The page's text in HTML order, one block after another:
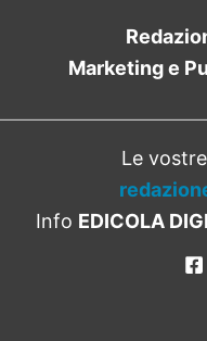
Marketing e
Le vostre
Info EDICOLA